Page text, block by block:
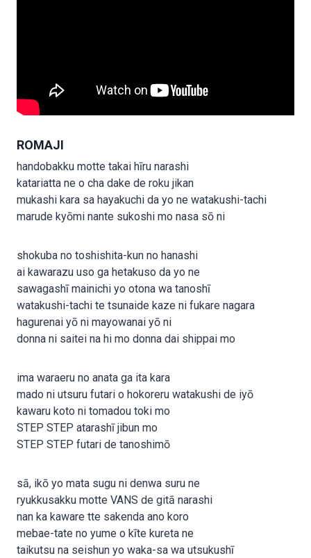
ROMAJI
handobakku motte takai hīru narashi
katariatta ne o cha dake de roku jikan
mukashi kara sa hayakuchi da yo ne watakushi-tachi
marude kyōmi nante sukoshi mo nasa sō ni
shokuba no toshishita-kun no hanashi
ai kawarazu uso ga hetakuso da yo ne
sawagashī mainichi yo otona wa tanoshī
watakushi-tachi te tsunaide kaze ni fukare nagara
hagurenai yō ni mayowanai yō ni
donna ni saitei na hi mo donna dai shippai mo
ima waraeru no anata ga ita kara
mado ni utsuru futari o hokoreru watakushi de iyō
kawaru koto ni tomadou toki mo
STEP STEP atarashī jibun mo
STEP STEP futari de tanoshimō
sā, ikō yo mata sugu ni denwa suru ne
ryukkusakku motte VANS de gitā narashi
nan ka kaware tte sakenda ano koro
mebae-tate no yume o kīte kureta ne
taikutsu na seishun yo waka-sa wa utsukushī